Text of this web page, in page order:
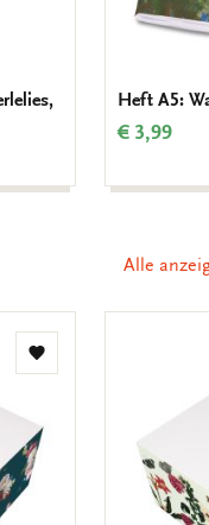
Heft A5:
€ 3,99
Alle
Zur